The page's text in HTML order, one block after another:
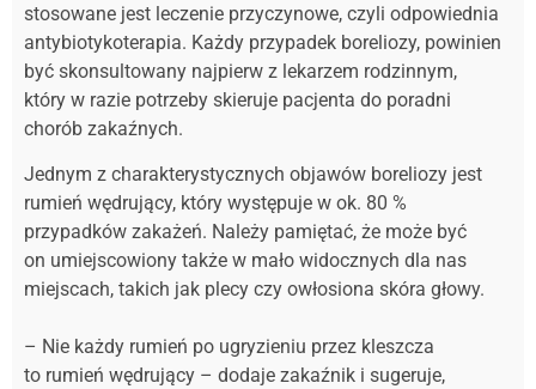
stosowane jest leczenie przyczynowe, czyli odpowiednia
antybiotykoterapia. Każdy przypadek boreliozy, powinien
być skonsultowany najpierw z lekarzem rodzinnym,
który w razie potrzeby skieruje pacjenta do poradni
chorób zakaźnych.
Jednym z charakterystycznych objawów boreliozy jest
rumień wędrujący, który występuje w ok. 80 %
przypadków zakażeń. Należy pamiętać, że może być
on umiejscowiony także w mało widocznych dla nas
miejscach, takich jak plecy czy owłosiona skóra głowy.
– Nie każdy rumień po ugryzieniu przez kleszcza
to rumień wędrujący – dodaje zakaźnik i sugeruje,